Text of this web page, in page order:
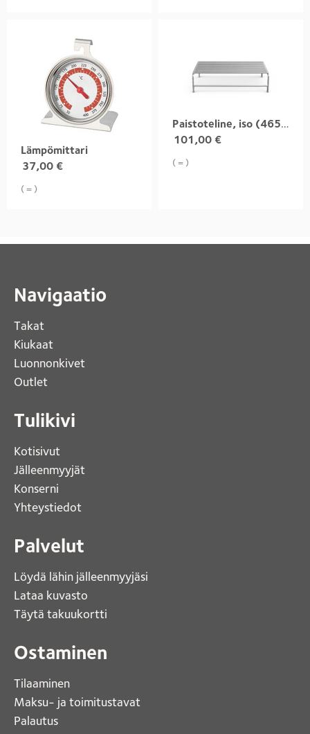
Lämpömittari
37,00 €
( = )
Paistoteline, iso (465x300)
101,00 €
( = )
Navigaatio
Takat
Kiukaat
Luonnonkivet
Outlet
Tulikivi
Kotisivut
Jälleenmyyjät
Konserni
Yhteystiedot
Palvelut
Löydä lähin jälleenmyyjäsi
Lataa kuvasto
Täytä takuukortti
Ostaminen
Tilaaminen
Maksu- ja toimitustavat
Palautus